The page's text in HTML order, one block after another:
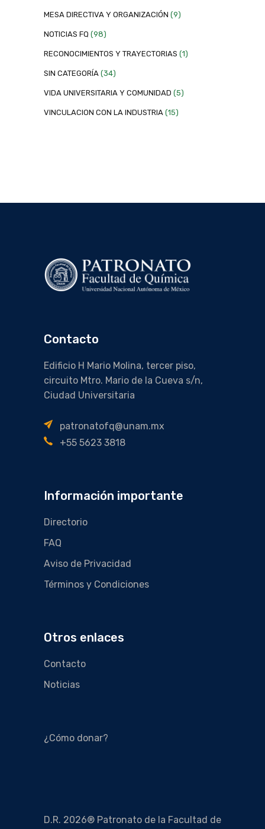
MESA DIRECTIVA Y ORGANIZACIÓN (9)
NOTICIAS FQ (98)
RECONOCIMIENTOS Y TRAYECTORIAS (1)
SIN CATEGORÍA (34)
VIDA UNIVERSITARIA Y COMUNIDAD (5)
VINCULACION CON LA INDUSTRIA (15)
Contacto
Edificio H Mario Molina, tercer piso,
circuito Mtro. Mario de la Cueva s/n,
Ciudad Universitaria
patronatofq@unam.mx
+55 5623 3818
Información importante
Directorio
FAQ
Aviso de Privacidad
Términos y Condiciones
Otros enlaces
Contacto
Noticias
¿Cómo donar?
D.R. 2026® Patronato de la Facultad de